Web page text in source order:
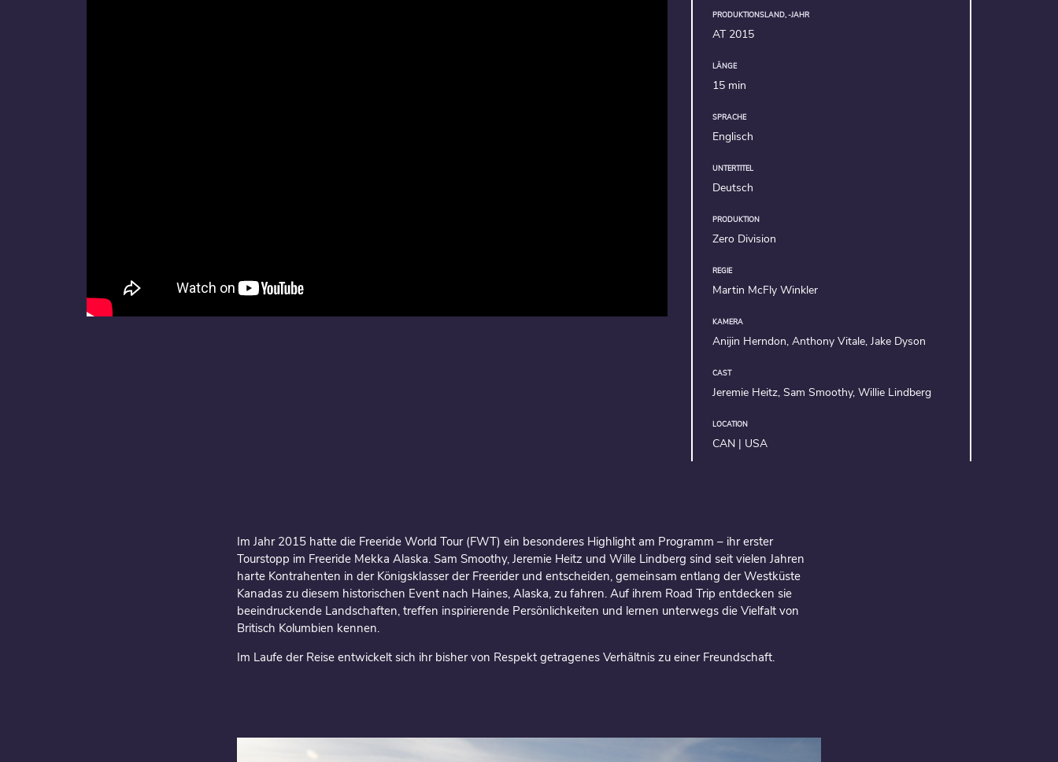
PRODUKTIONSLAND, -JAHR
AT 2015
LÄNGE
15 min
SPRACHE
Englisch
UNTERTITEL
Deutsch
PRODUKTION
Zero Division
REGIE
Martin McFly Winkler
KAMERA
Anijin Herndon, Anthony Vitale, Jake Dyson
CAST
Jeremie Heitz, Sam Smoothy, Willie Lindberg
LOCATION
CAN | USA
Im Jahr 2015 hatte die Freeride World Tour (FWT) ein besonderes Highlight am Programm – ihr erster
Tourstopp im Freeride Mekka Alaska. Sam Smoothy, Jeremie Heitz und Wille Lindberg sind seit vielen Jahren
harte Kontrahenten in der Königsklasser der Freerider und entscheiden, gemeinsam entlang der Westküste
Kanadas zu diesem historischen Event nach Haines, Alaska, zu fahren. Auf ihrem Road Trip entdecken sie
beeindruckende Landschaften, treffen inspirierende Persönlichkeiten und lernen unterwegs die Vielfalt von
Britisch Kolumbien kennen.
Im Laufe der Reise entwickelt sich ihr bisher von Respekt getragenes Verhältnis zu einer Freundschaft.